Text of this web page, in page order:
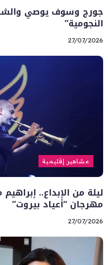
جورج وسوف يوصي
النجومية”
27/07/2026
مشاهير إقليمية
ليلة من الإبداع..
مهرجان “أعياد بيروت”
27/07/2026